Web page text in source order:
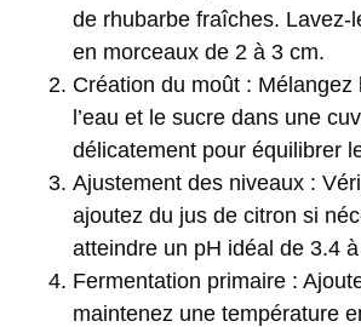
de rhubarbe fraîches. Lavez-
en morceaux de 2 à 3 cm.
Création du moût : Mélangez
l’eau et le sucre dans une
délicatement pour équilibrer
Ajustement des niveaux :
ajoutez du jus de citron si
atteindre un pH idéal de 3.4
Fermentation primaire :
maintenez une température